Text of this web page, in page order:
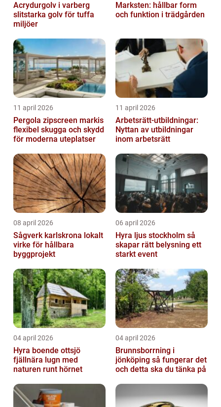
Acrydurgolv i varberg
slitstarka golv för tuffa
miljöer
Marksten: hållbar form
och funktion i trädgården
11 april 2026
Pergola zipscreen markis
flexibel skugga och skydd
för moderna uteplatser
11 april 2026
Arbetsrätt-utbildningar:
Nyttan av utbildningar
inom arbetsrätt
08 april 2026
Sågverk karlskrona lokalt
virke för hållbara
byggprojekt
06 april 2026
Hyra ljus stockholm så
skapar rätt belysning ett
starkt event
04 april 2026
Hyra boende ottsjö
fjällnära lugn med
naturen runt hörnet
04 april 2026
Brunnsborrning i
jönköping så fungerar det
och detta ska du tänka på